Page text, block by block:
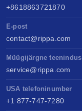
+8618863721870
E-post
contact@rippa.com
Müügijärgne teenindus
service@rippa.com
USA telefoninumber
+1 877-747-7280